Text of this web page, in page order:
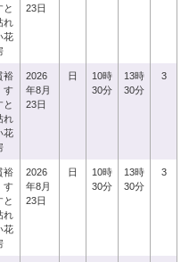
と
れ
花
23日
裕
と
れ
花
2026
年8月
23日
日
10時
30分
13時
30分
3
裕
と
れ
花
2026
年8月
23日
日
10時
30分
13時
30分
3